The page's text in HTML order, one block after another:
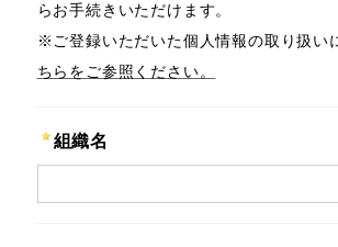
らお手続きいただけます。
※ご登録いただいた個人情報の取り扱い
ちらをご参照ください。
組織名